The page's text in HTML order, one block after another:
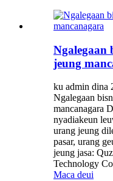
Ngalegaan
jeung
ku admin dina
Ngalegaan
mancanagara
nyadiakeun
urang jeung
pasar, urang
jeung jasa:
Technology
Maca deui